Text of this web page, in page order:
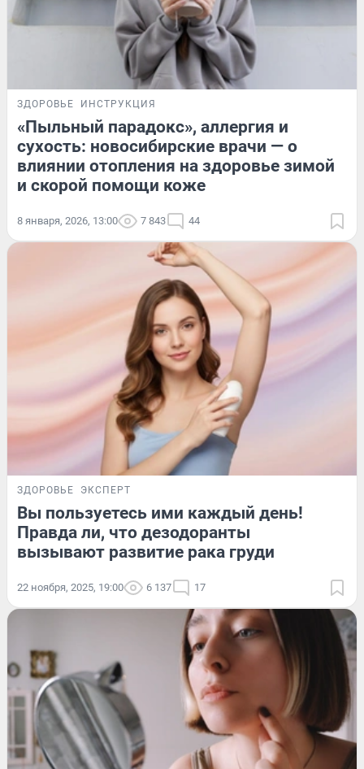
ЗДОРОВЬЕ ИНСТРУКЦИЯ
«Пыльный парадокс», аллергия и
сухость: новосибирские врачи — о
влиянии отопления на здоровье зимой
и скорой помощи коже
8 января, 2026, 13:00 7 843 44
ЗДОРОВЬЕ ЭКСПЕРТ
Вы пользуетесь ими каждый день!
Правда ли, что дезодоранты
вызывают развитие рака груди
22 ноября, 2025, 19:00 6 137 17